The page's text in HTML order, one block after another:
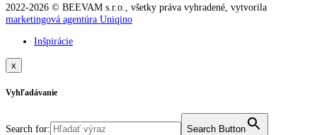
2022-2026 © BEEVAM s.r.o., všetky práva vyhradené, vytvorila
marketingová agentúra Uniqino
Inšpirácie
x
Vyhľadávanie
Search for: Search Button